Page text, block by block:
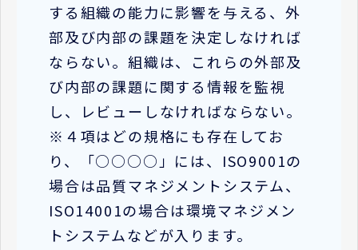
する組織の能力に影響を与える、外
部及び内部の課題を決定しなければ
ならない。組織は、これらの外部及
び内部の課題に関する情報を監視
し、レビューしなければならない。
※４項はどの規格にも存在してお
り、「○○○○」には、ISO9001の
場合は品質マネジメントシステム、
ISO14001の場合は環境マネジメン
トシステムなどが入ります。